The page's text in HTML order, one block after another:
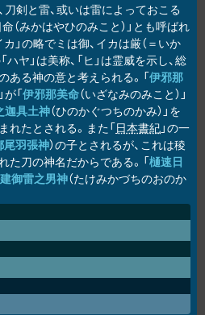
刀剣と雷、或いは雷によっておこる
（みかはやひのみこと）」とも呼ばれ
カ」の略でミは御、イカは厳（＝いか
ハヤ」は美称、「ヒ」は霊威を示し、総
ある神の意と考えられる。「伊邪那
が「伊邪那美命（いざなみのみこと）」
迦具土神（ひのかぐつちのかみ）」を
れたとされる。また「日本書紀」の一
尾羽張神）の子とされるが、これは稜
た刀の神名だからである。「樋速日
建御雷之男神（たけみかづちのおのか